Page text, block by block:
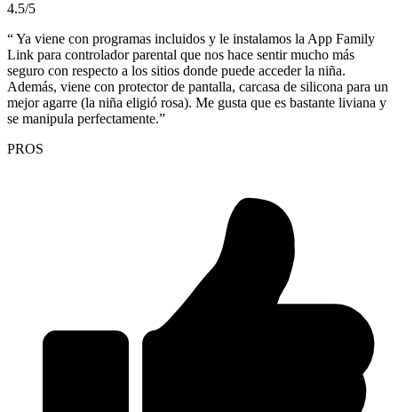
4.5/5
Ya viene con programas incluidos y le instalamos la App Family
Link para controlador parental que nos hace sentir mucho más
seguro con respecto a los sitios donde puede acceder la niña.
Además, viene con protector de pantalla, carcasa de silicona para un
mejor agarre (la niña eligió rosa). Me gusta que es bastante liviana y
se manipula perfectamente.
PROS